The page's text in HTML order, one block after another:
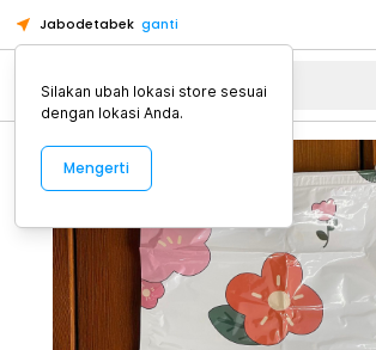
Jabodetabek ganti
Alat Kopi
Silakan ubah lokasi store sesuai
dengan lokasi Anda.
Mengerti